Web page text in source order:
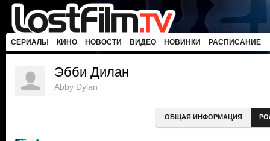
СЕРИАЛЫ КИНО НОВОСТИ ВИДЕО НОВИНКИ РАСПИСАНИЕ
Эбби Дилан
Abby Dylan
ОБЩАЯ ИНФОРМАЦИЯ